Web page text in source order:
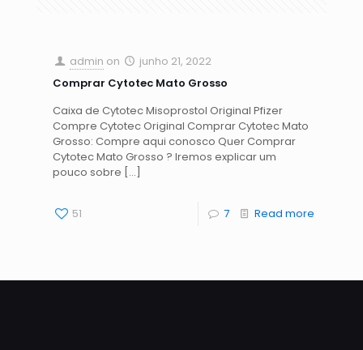
admin on
junho 21, 2022
Comprar Cytotec Mato Grosso
Caixa de Cytotec Misoprostol Original Pfizer
Compre Cytotec Original Comprar Cytotec Mato
Grosso: Compre aqui conosco Quer Comprar
Cytotec Mato Grosso ? Iremos explicar um
pouco sobre […]
51 7 Read more